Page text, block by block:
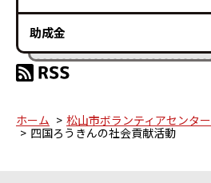
助成金
ホーム 松山市ボランティアセンター
四国ろうきんの社会貢献活動